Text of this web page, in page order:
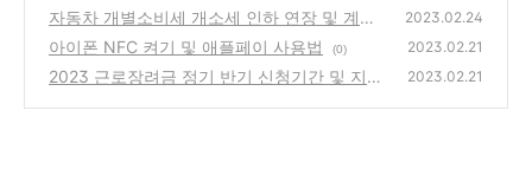
용은?
(2)
자동차 개별소비세 개소세 인하 연장 및 계산
방법
(0)
2023.02.24
아이폰 NFC 켜기 및 애플페이 사용법 (0) 2023.02.21
2023 근로장려금 정기 반기 신청기간 및 지급
2023.02.21